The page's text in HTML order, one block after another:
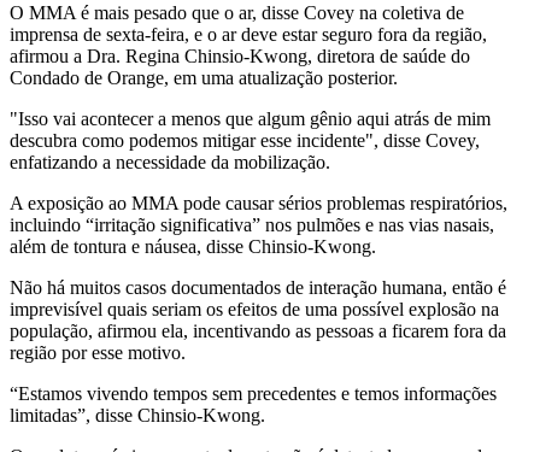
O MMA é mais pesado que o ar, disse Covey na coletiva de
imprensa de sexta-feira, e o ar deve estar seguro fora da região,
afirmou a Dra. Regina Chinsio-Kwong, diretora de saúde do
Condado de Orange, em uma atualização posterior.
"Isso vai acontecer a menos que algum gênio aqui atrás de mim
descubra como podemos mitigar esse incidente", disse Covey,
enfatizando a necessidade da mobilização.
A exposição ao MMA pode causar sérios problemas respiratórios,
incluindo “irritação significativa” nos pulmões e nas vias nasais,
além de tontura e náusea, disse Chinsio-Kwong.
Não há muitos casos documentados de interação humana, então é
imprevisível quais seriam os efeitos de uma possível explosão na
população, afirmou ela, incentivando as pessoas a ficarem fora da
região por esse motivo.
“Estamos vivendo tempos sem precedentes e temos informações
limitadas”, disse Chinsio-Kwong.